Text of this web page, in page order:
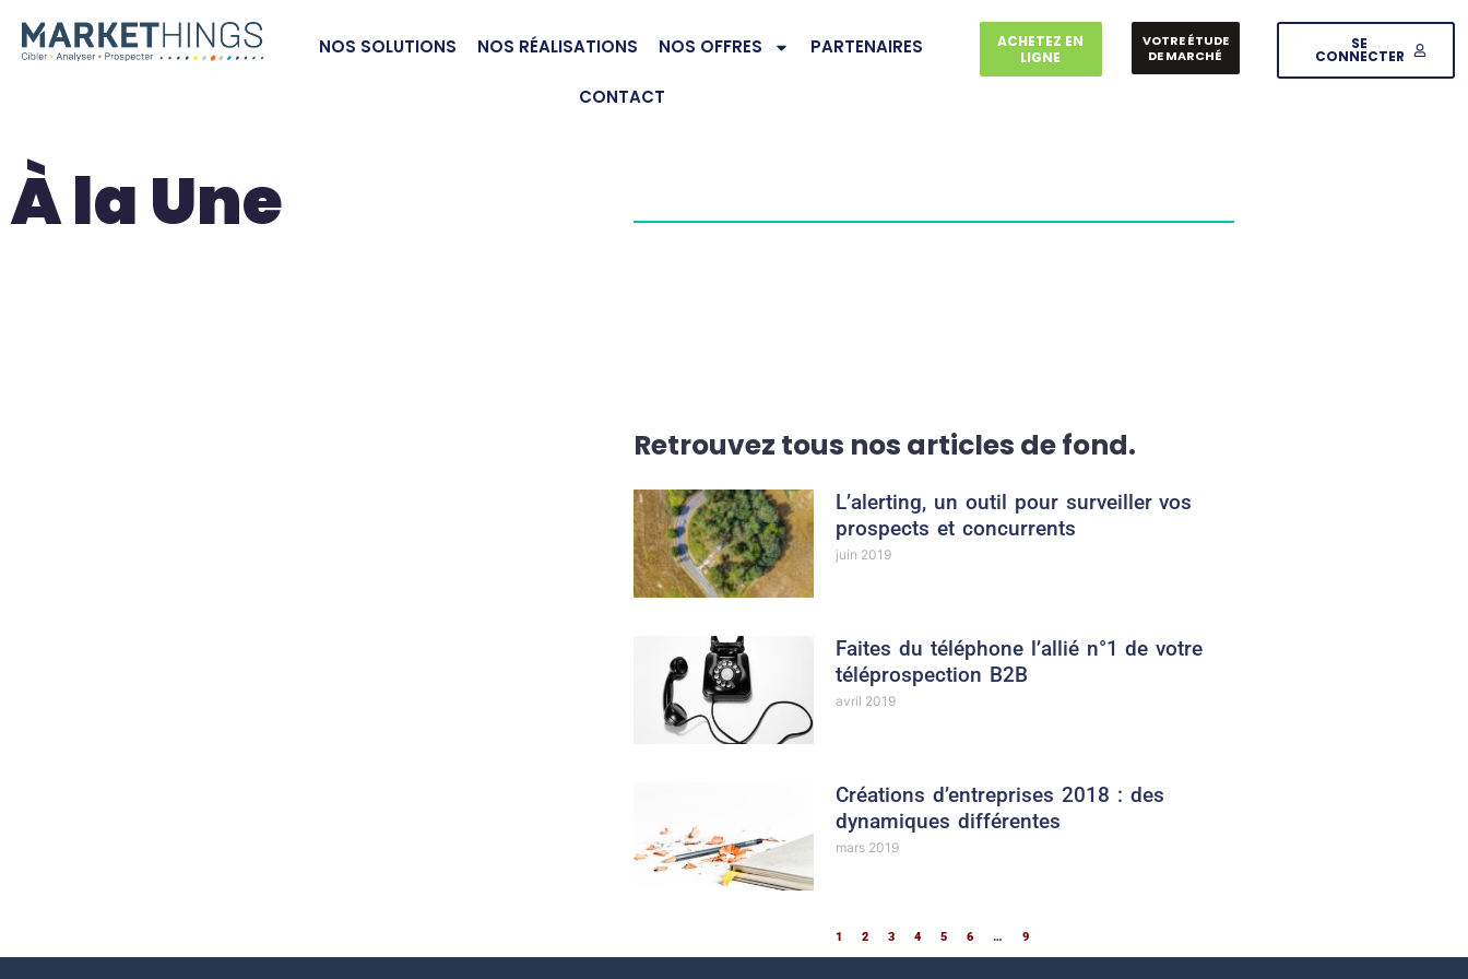
NOS SOLUTIONS NOS RÉALISATIONS NOS OFFRES PARTENAIRES
CONTACT
ACHETEZ EN
LIGNE
VOTRE ÉTUDE
DE MARCHÉ
SE
CONNECTER
À la Une
Retrouvez tous nos articles de fond.
L’alerting, un outil pour surveiller vos
prospects et concurrents
juin 2019
Faites du téléphone l’allié n°1 de votre
téléprospection B2B
avril 2019
Créations d’entreprises 2018 : des
dynamiques différentes
mars 2019
1 2 3 4 5 6 … 9